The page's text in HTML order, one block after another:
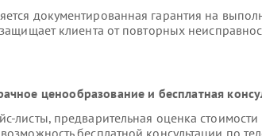
документированная гарантия на
клиента от повторных
ценообразование и бесплатная
листы, предварительная оценка стоимости
бесплатной консультации по